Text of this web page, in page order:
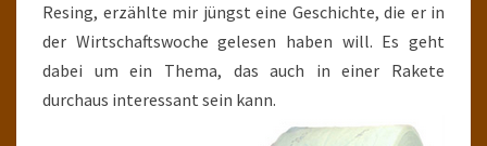
Resing, erzählte mir jüngst eine Geschichte, die er in
der Wirtschaftswoche gelesen haben will. Es geht
dabei um ein Thema, das auch in einer Rakete
durchaus interessant sein kann.